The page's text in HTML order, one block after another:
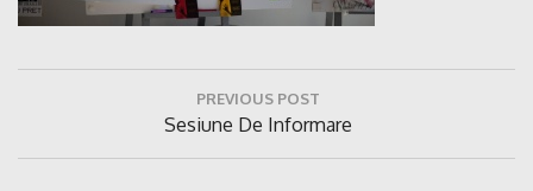
PREVIOUS POST
Previous
Post:
Sesiune De Informare